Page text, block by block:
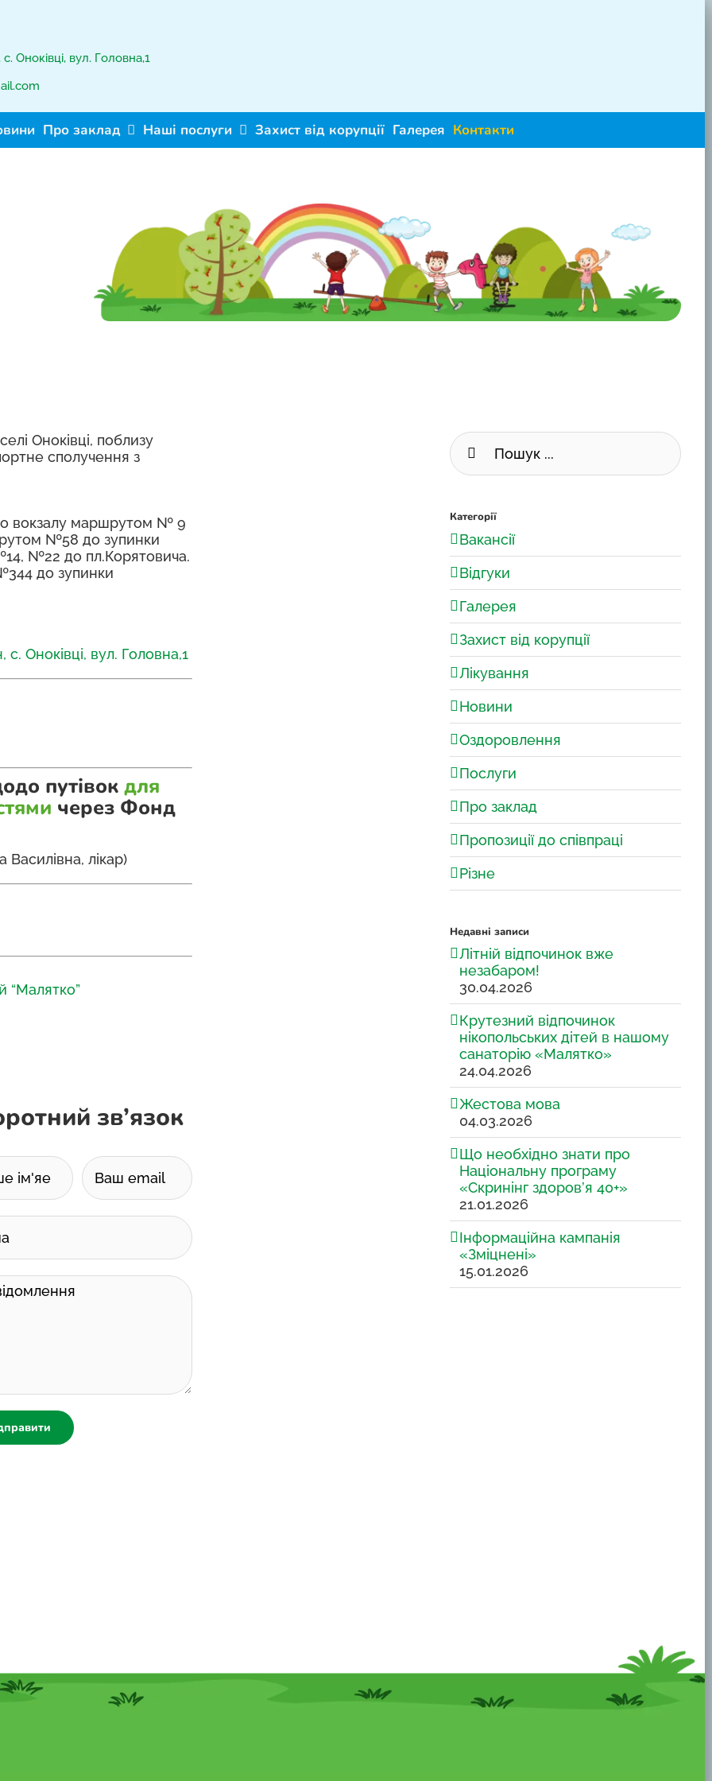
Оноківці, вул. Головна,1
Про заклад Наші послуги Захист від корупції Галерея Контакти
Оноківці, поблизу
сполучення з
вокзалу маршрутом № 9
№58 до зупинки
№22 до пл.Корятовича.
до зупинки
Оноківці, вул. Головна,1
путівокдля
через Фонд
Василівна, лікар)
“Малятко”
зв’язок
Пошук
...
Категорії
Вакансії
Відгуки
Галерея
Захист від корупції
Лікування
Новини
Оздоровлення
Послуги
Про заклад
Пропозиції до співпраці
Різне
Недавні записи
Літній відпочинок вже
незабаром!
30.04.2026
Крутезний відпочинок
нікопольських дітей в нашому
санаторію «Малятко»
24.04.2026
Жестова мова
04.03.2026
Що необхідно знати про
Національну програму
«Скринінг здоров’я 40+»
21.01.2026
Інформаційна кампанія
«Зміцнені»
15.01.2026